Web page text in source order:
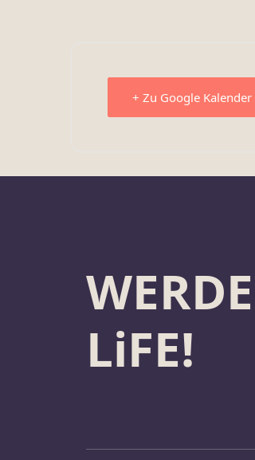
+ Zu Google
LiFE!